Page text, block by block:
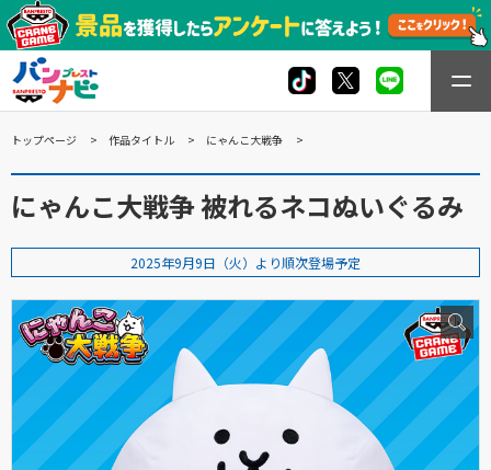
トップページ 作品タイトル にゃんこ大戦争
にゃんこ大戦争 被れるネコぬいぐるみ
2025年9月9日（火）より順次登場予定